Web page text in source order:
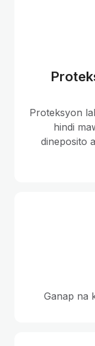
Proteksyon
hindi
dineposito
Ganap na